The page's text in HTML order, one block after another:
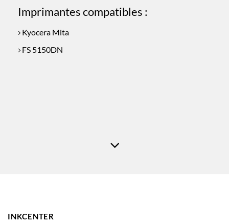
Imprimantes compatibles :
Kyocera Mita
FS 5150DN
INKCENTER